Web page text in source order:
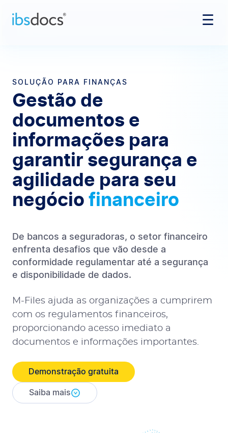
Pular para o conteúdo ☰
Gestão de
documentos e
informações para
garantir segurança e
agilidade para seu
negócio financeiro
SOLUÇÃO PARA FINANÇAS
De bancos a seguradoras, o setor financeiro
enfrenta desafios que vão desde a
conformidade regulamentar até a segurança
e disponibilidade de dados.
M-Files ajuda as organizações a cumprirem
com os regulamentos financeiros,
proporcionando acesso imediato a
documentos e informações importantes.
Demonstração gratuita
Saiba mais